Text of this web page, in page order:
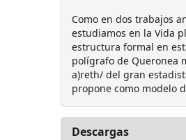
Como en dos trabajos
estudiamos en la Vida
estructura formal en
polígrafo de Queronea
a)reth/ del gran
propone como modelo
Descargas